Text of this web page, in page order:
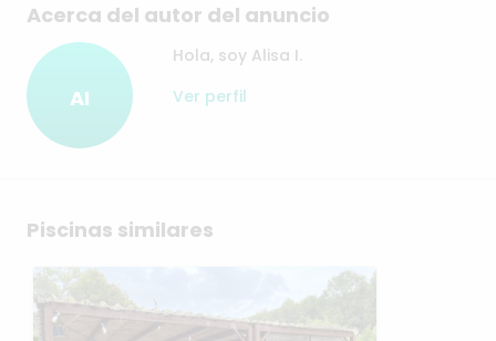
Acerca del autor del anuncio
AI
Hola, soy Alisa I.
Ver perfil
Piscinas similares